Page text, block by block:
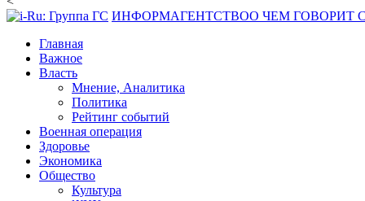
ИНФОРМАГЕНТСТВОО ЧЕМ ГОВОРИТ
Главная
Важное
Власть
Мнение, Аналитика
Политика
Рейтинг событий
Военная операция
Здоровье
Экономика
Общество
Культура